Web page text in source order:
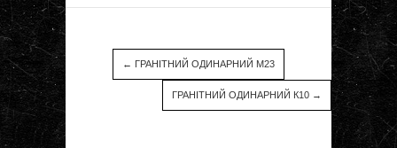
← ГРАНІТНИЙ ОДИНАРНИЙ М23
ГРАНІТНИЙ ОДИНАРНИЙ К10 →